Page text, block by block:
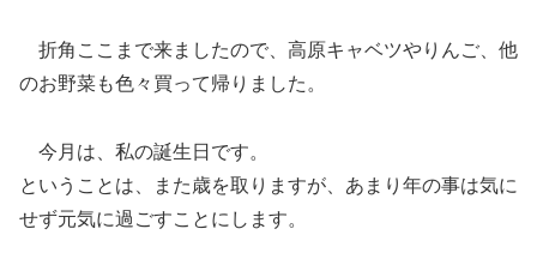
折角ここまで来ましたので、高原キャベツやりんご、他
のお野菜も色々買って帰りました。
今月は、私の誕生日です。
ということは、また歳を取りますが、あまり年の事は気に
せず元気に過ごすことにします。